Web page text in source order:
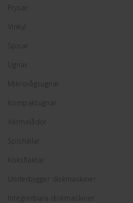
Frysar
Vinkyl
Spisar
Ugnar
Mikrovågsugnar
Kompaktugnar
Värmelådor
Spishällar
Köksfläktar
Underbygger diskmaskiner
Integrerbara diskmaskiner